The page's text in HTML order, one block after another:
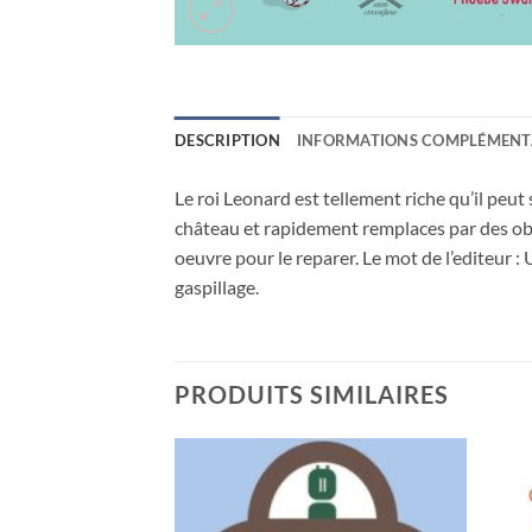
DESCRIPTION INFORMATIONS
Le roi Leonard est tellement riche qu’il
château et rapidement remplaces par des
oeuvre pour le reparer. Le mot de l’editeur
gaspillage.
PRODUITS SIMILAIRES